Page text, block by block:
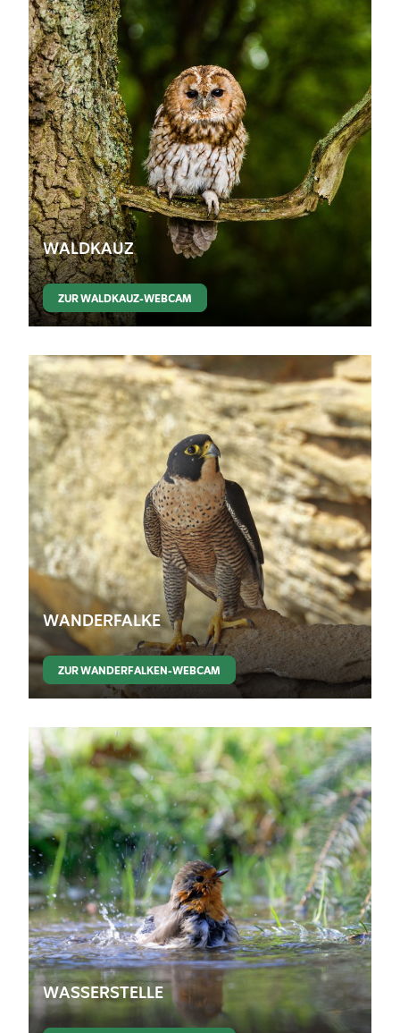
WALDKAUZ
ZUR WALDKAUZ-WEBCAM
WANDERFALKE
ZUR WANDERFALKEN-WEBCAM
WASSERSTELLE